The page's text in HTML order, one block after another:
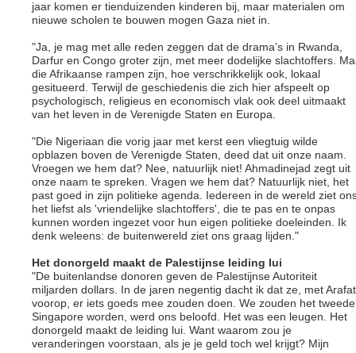
jaar komen er tienduizenden kinderen bij, maar materialen om
nieuwe scholen te bouwen mogen Gaza niet in.
"Ja, je mag met alle reden zeggen dat de drama’s in Rwanda,
Darfur en Congo groter zijn, met meer dodelijke slachtoffers.
die Afrikaanse rampen zijn, hoe verschrikkelijk ook, lokaal
gesitueerd. Terwijl de geschiedenis die zich hier afspeelt op
psychologisch, religieus en economisch vlak ook deel uitmaakt
van het leven in de Verenigde Staten en Europa.
"Die Nigeriaan die vorig jaar met kerst een vliegtuig wilde
opblazen boven de Verenigde Staten, deed dat uit onze naam.
Vroegen we hem dat? Nee, natuurlijk niet! Ahmadinejad zegt uit
onze naam te spreken. Vragen we hem dat? Natuurlijk niet, het
past goed in zijn politieke agenda. Iedereen in de wereld ziet
het liefst als 'vriendelijke slachtoffers', die te pas en te onpas
kunnen worden ingezet voor hun eigen politieke doeleinden. Ik
denk weleens: de buitenwereld ziet ons graag lijden."
Het donorgeld maakt de Palestijnse leiding lui
"De buitenlandse donoren geven de Palestijnse Autoriteit
miljarden dollars. In de jaren negentig dacht ik dat ze, met Arafat
voorop, er iets goeds mee zouden doen. We zouden het tweede
Singapore worden, werd ons beloofd. Het was een leugen. Het
donorgeld maakt de leiding lui. Want waarom zou je
veranderingen voorstaan, als je je geld toch wel krijgt? Mijn